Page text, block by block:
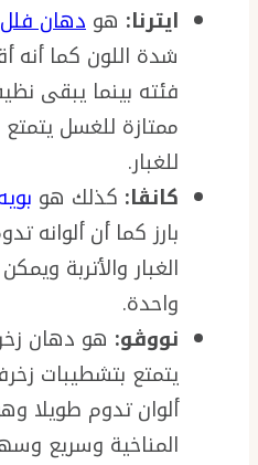
ايترنا: هو دهان فلل
شدة اللون كما
فئته بينما يبقى
ممتازة للغسل
للغبار.
كانڤا: كذلك هو
بارز كما أن ألوانه
الغبار والأتربة
واحدة.
نووڤو: هو دهان
يتمتع بتشطيبات
ألوان تدوم طويلا
المناخية وسريع